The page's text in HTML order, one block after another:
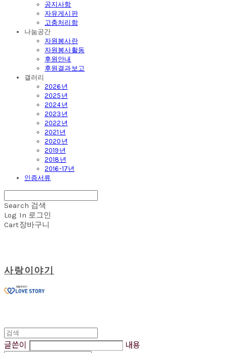
공지사항
자유게시판
고충처리함
나눔공간
자원봉사란
자원봉사활동
후원안내
후원결과보고
갤러리
2026년
2025년
2024년
2023년
2022년
2021년
2020년
2019년
2018년
2016-17년
인증서류
Search 검색
Log In 로그인
Cart장바구니
사랑이야기
글쓴이 내용